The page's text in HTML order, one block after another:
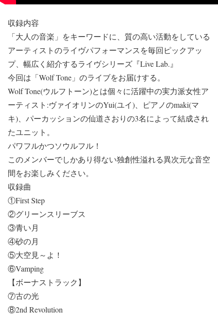
収録内容
「大人の音楽」をキーワードに、質の高い活動をしている
アーティストのライヴパフォーマンスを毎回ピックアッ
プ、幅広く紹介するライヴシリーズ『Live Lab.』
今回は「Wolf Tone」のライブをお届けする。
Wolf Tone(ウルフトーン)とは個々に活躍中の実力派女性ア
ーティスト:ヴァイオリンのYui(ユイ)、ピアノのmaki(マ
キ)、パーカッションの仙道さおりの3名によって結成され
たユニット。
パワフルかつソウルフル！
このメンバーでしかあり得ない独創性溢れる異次元な音空
間をお楽しみください。
収録曲
①First Step
②グリーンスリーブス
③青い月
④砂の月
⑤大空見～よ！
⑥Vamping
【ボーナストラック】
⑦古の光
⑧2nd Revolution